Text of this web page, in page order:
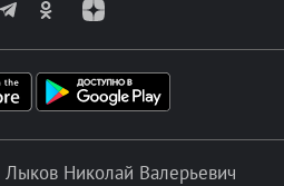
Николай Валерьевич